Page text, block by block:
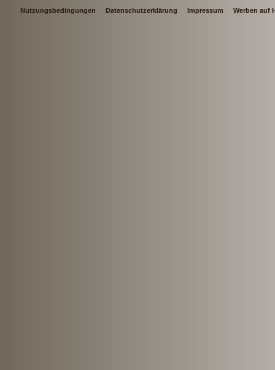
Nutzungsbedingungen Datenschutzerklärung Impressum Werben auf